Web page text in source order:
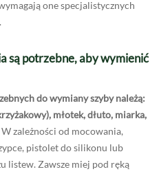
one specjalistycznych
są potrzebne, aby wymienić
do wymiany szyby należą:
młotek, dłuto, miarka,
W zależności od mocowania,
pistolet do silikonu lub
listew. Zawsze miej pod ręką